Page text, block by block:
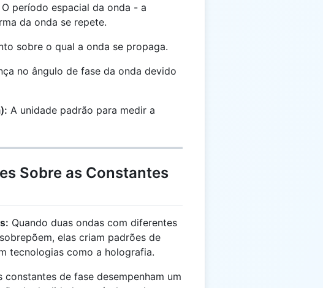
O período espacial da onda - a
da onda se repete.
sobre o qual a onda se propaga.
no ângulo de fase da onda devido
A unidade padrão para medir a
Sobre as Constantes
Quando duas ondas com diferentes
elas criam padrões de
tecnologias como a holografia.
constantes de fase desempenham um